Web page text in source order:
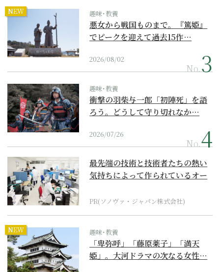
NEW 趣味･教養
悪女から戦国ものまで。『篤姫』
でピークを迎えて過去15作…
2026/08/02
No.
趣味･教養
衝撃の羽柴与一郎「初陣死」を語
ろう。どうして守り切れなか…
2026/07/26
No.
最先端の技術と技術者たちの熱い
気持ちによって作られているオー
PR(ソノヴァ・ジャパン株式会社)
NEW 趣味･教養
「卑弥呼」「藤原薬子」「満天
姫」。大河ドラマの次なる女性…